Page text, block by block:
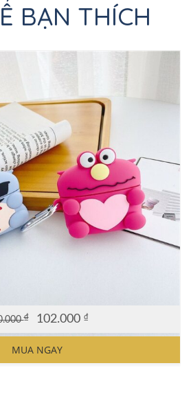
BẠN THÍCH
₫ 102.000 ₫
MUA NGAY